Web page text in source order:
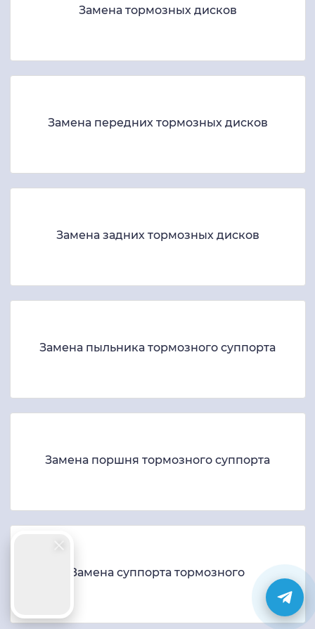
Замена тормозных дисков
Замена передних тормозных дисков
Замена задних тормозных дисков
Замена пыльника тормозного суппорта
Замена поршня тормозного суппорта
Замена суппорта тормозного